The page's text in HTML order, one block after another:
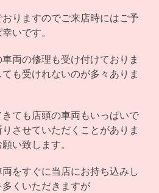
りますのでご来店時にはご予
いです。
両の修理も受け付けておりま
も受けれないのが多々ありま
ても店頭の車両もいっぱいで
させていただくことがありま
い致します。
をすぐに当店にお持ち込みし
くいただきますが